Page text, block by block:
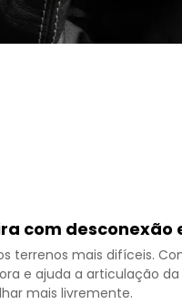
com desconexão
terrenos mais difíceis.
e ajuda a articulação da
mais livremente.